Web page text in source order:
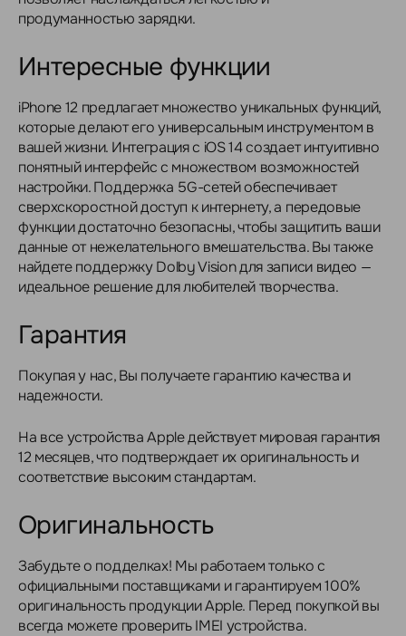
продуманностью зарядки.
Интересные функции
iPhone 12 предлагает множество уникальных функций,
которые делают его универсальным инструментом в
вашей жизни. Интеграция с iOS 14 создает интуитивно
понятный интерфейс с множеством возможностей
настройки. Поддержка 5G-сетей обеспечивает
сверхскоростной доступ к интернету, а передовые
функции достаточно безопасны, чтобы защитить ваши
данные от нежелательного вмешательства. Вы также
найдете поддержку Dolby Vision для записи видео —
идеальное решение для любителей творчества.
Гарантия
Покупая у нас, Вы получаете гарантию качества и
надежности.
На все устройства Apple действует мировая гарантия
12 месяцев, что подтверждает их оригинальность и
соответствие высоким стандартам.
Оригинальность
Забудьте о подделках! Мы работаем только с
официальными поставщиками и гарантируем 100%
оригинальность продукции Apple. Перед покупкой вы
всегда можете проверить IMEI устройства.